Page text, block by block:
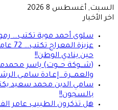
السبت, أغسطس 8 2026
اخر الأخبار
سلوى أحمد موية تكتب…
عزيزة
حين ينادي الوطن!!
(شـــوكة حـــوت) ياسر
والعمـــرة…إعـادة سامـى
سامي الدين محمد سعيد
بالسجون!!
هل تذكرون الطبيب عامر